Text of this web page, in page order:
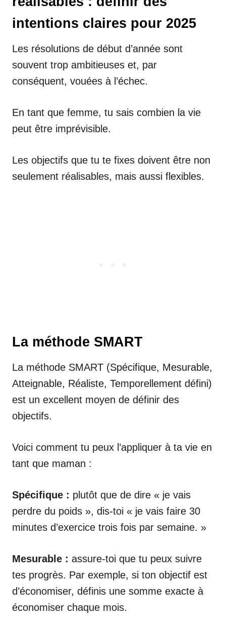
intentions claires pour 2025
Les résolutions de début d’année sont
souvent trop ambitieuses et, par
conséquent, vouées à l’échec.
En tant que femme, tu sais combien la vie
peut être imprévisible.
Les objectifs que tu te fixes doivent être non
seulement réalisables, mais aussi flexibles.
La méthode SMART
La méthode SMART (Spécifique, Mesurable,
Atteignable, Réaliste, Temporellement défini)
est un excellent moyen de définir des
objectifs.
Voici comment tu peux l’appliquer à ta vie en
tant que maman :
Spécifique : plutôt que de dire « je vais
perdre du poids », dis-toi « je vais faire 30
minutes d’exercice trois fois par semaine. »
Mesurable : assure-toi que tu peux suivre
tes progrès. Par exemple, si ton objectif est
d’économiser, définis une somme exacte à
économiser chaque mois.